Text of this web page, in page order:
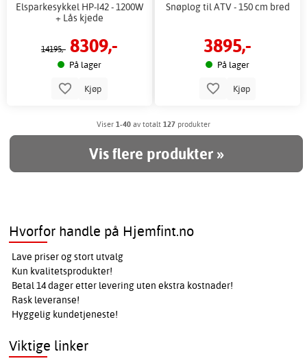
Elsparkesykkel HP-I42 - 1200W
+ Lås kjede
14195,- 8309,-
På lager
Kjøp
Snøplog til ATV - 150 cm bred
3895,-
På lager
Kjøp
Viser 1-40 av totalt 127 produkter
Vis flere produkter »
Hvorfor handle på Hjemfint.no
Lave priser og stort utvalg
Kun kvalitetsprodukter!
Betal 14 dager etter levering uten ekstra kostnader!
Rask leveranse!
Hyggelig kundetjeneste!
Viktige linker